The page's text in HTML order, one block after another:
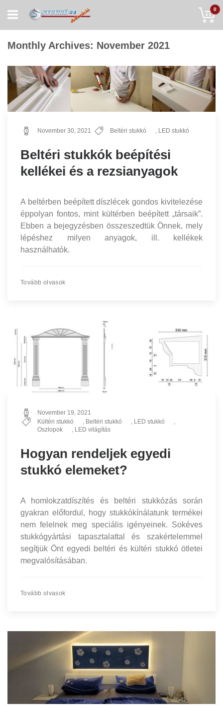
to
0
Monthly Archives: November 2021
November 30, 2021 Beltéri stukkó , LED stukkó
Beltéri stukkók beépítési
kellékei és a rezsianyagok
A beltérben beépített díszlécek gondos kivitelezése
éppolyan fontos, mint kültérben beépített „társaik”.
Ebben a bejegyzésben összeszedtük Önnek, mely
lépéshez milyen anyagok, ill. kellékek
használhatók.
Tovább olvasok
November 19, 2021
Kültéri stukkó
, Beltéri stukkó , LED stukkó
,
Oszlopok
, LED világítás
Hogyan rendeljek egyedi
stukkó elemeket?
A homlokzatdíszítés és beltéri stukkózás során
gyakran előfordul, hogy stukkókínálatunk termékei
nem felelnek meg speciális igényeinek. Sokéves
stukkógyártási tapasztalattal és szakértelemmel
segítjük Önt egyedi beltéri és kültéri stukkó ötletei
megvalósításában.
Tovább olvasok